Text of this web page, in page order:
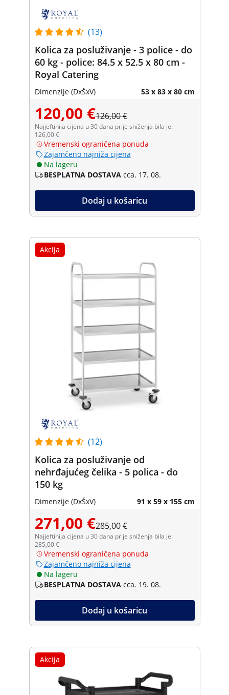
(13)
Kolica za posluživanje - 3 police - do
60 kg - police: 84.5 x 52.5 x 80 cm -
Royal Catering
Dimenzije (DxŠxV) 53 x 83 x 80 cm
120,00 €126,00 €
Najjeftinija cijena u 30 dana prije sniženja bila je:
126,00 €
Vremenski ograničena ponuda
Zajamčeno najniža cijena
Na lageru
BESPLATNA DOSTAVA cca. 17. 08.
Dodaj u košaricu
Akcija
(12)
Kolica za posluživanje od
nehrđajućeg čelika - 5 polica - do
150 kg
Dimenzije (DxŠxV) 91 x 59 x 155 cm
271,00 €285,00 €
Najjeftinija cijena u 30 dana prije sniženja bila je:
285,00 €
Vremenski ograničena ponuda
Zajamčeno najniža cijena
Na lageru
BESPLATNA DOSTAVA cca. 19. 08.
Dodaj u košaricu
Akcija